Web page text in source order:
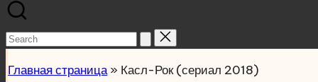
Search
Главная страница» Касл-Рок (сериал 2018)